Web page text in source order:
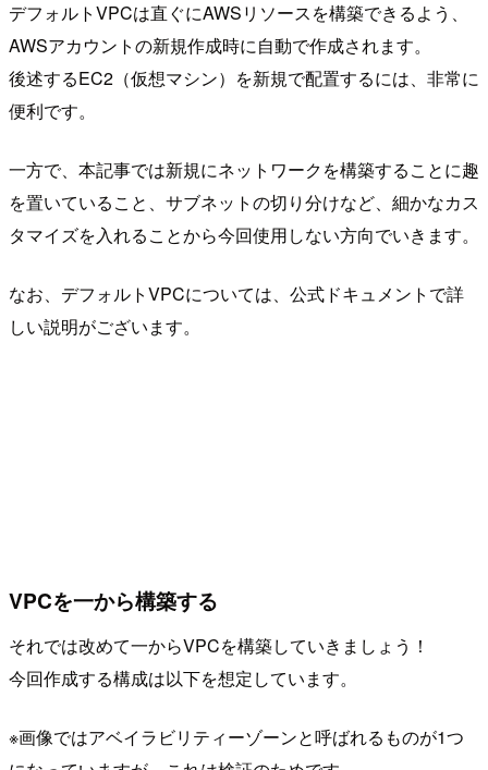
デフォルトVPCは直ぐにAWSリソースを構築できるよう、
AWSアカウントの新規作成時に自動で作成されます。
後述するEC2（仮想マシン）を新規で配置するには、非常に
便利です。
一方で、本記事では新規にネットワークを構築することに趣
を置いていること、サブネットの切り分けなど、細かなカス
タマイズを入れることから今回使用しない方向でいきます。
なお、デフォルトVPCについては、公式ドキュメントで詳
しい説明がございます。
VPCを一から構築する
それでは改めて一からVPCを構築していきましょう！
今回作成する構成は以下を想定しています。
※画像ではアベイラビリティーゾーンと呼ばれるものが1つ